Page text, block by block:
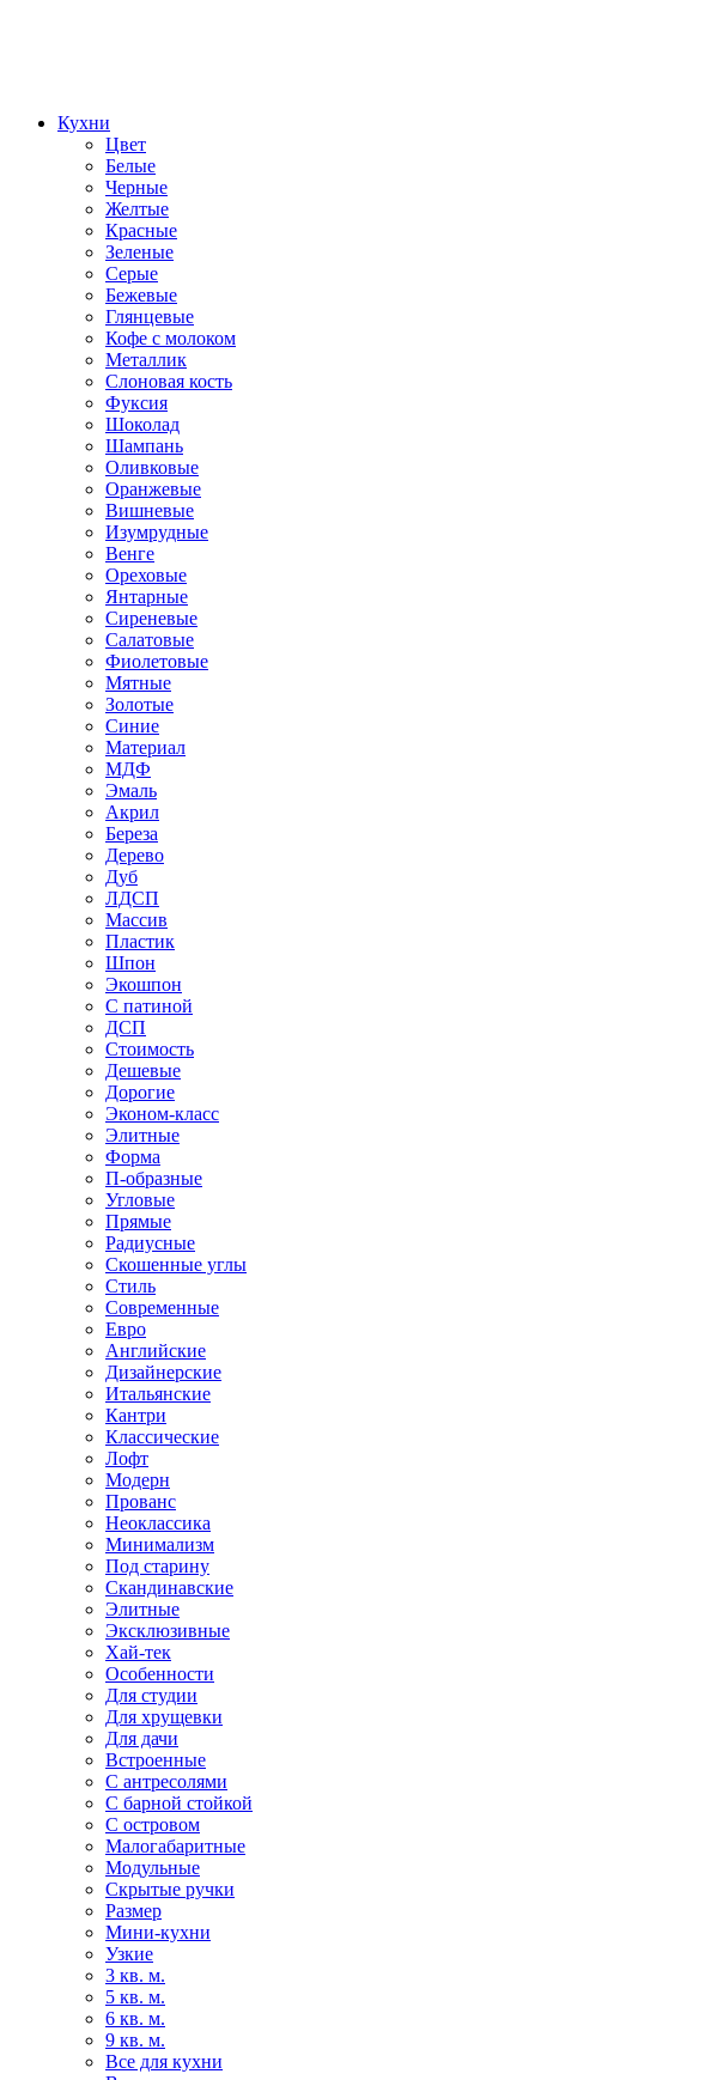
Кухни
Цвет
Белые
Черные
Желтые
Красные
Зеленые
Серые
Бежевые
Глянцевые
Кофе с молоком
Металлик
Слоновая кость
Фуксия
Шоколад
Шампань
Оливковые
Оранжевые
Вишневые
Изумрудные
Венге
Ореховые
Янтарные
Сиреневые
Салатовые
Фиолетовые
Мятные
Золотые
Синие
Материал
МДФ
Эмаль
Акрил
Береза
Дерево
Дуб
ЛДСП
Массив
Пластик
Шпон
Экошпон
С патиной
ДСП
Стоимость
Дешевые
Дорогие
Эконом-класс
Элитные
Форма
П-образные
Угловые
Прямые
Радиусные
Скошенные углы
Стиль
Современные
Евро
Английские
Дизайнерские
Итальянские
Кантри
Классические
Лофт
Модерн
Прованс
Неоклассика
Минимализм
Под старину
Скандинавские
Элитные
Эксклюзивные
Хай-тек
Особенности
Для студии
Для хрущевки
Для дачи
Встроенные
С антресолями
С барной стойкой
С островом
Малогабаритные
Модульные
Скрытые ручки
Размер
Мини-кухни
Узкие
3 кв. м.
5 кв. м.
6 кв. м.
9 кв. м.
Все для кухни